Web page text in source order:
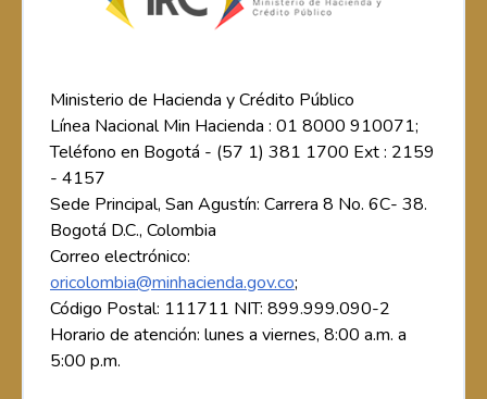
Ministerio de Hacienda y Crédito Público
Línea Nacional Min Hacienda : 01 8000 910071;
Teléfono en Bogotá - (57 1) 381 1700 Ext : 2159
- 4157
Sede Principal, San Agustín: Carrera 8 No. 6C- 38.
Bogotá D.C., Colombia
Correo electrónico:
oricolombia@minhacienda.gov.co;
Código Postal: 111711 NIT: 899.999.090-2
Horario de atención: lunes a viernes, 8:00 a.m. a
5:00 p.m.